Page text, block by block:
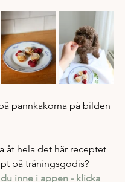
pannkakorna på bilden
åt hela det här receptet
på träningsgodis?
inne i appen - klicka